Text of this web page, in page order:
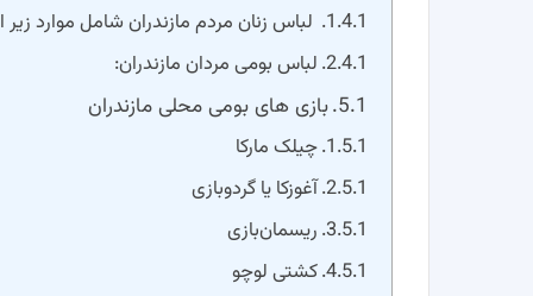
لباس زنان مردم مازندران شامل موارد
لباس بومی مردان مازندران:
بازی‌ های بومی محلی مازندران
چیلک مارکا
آغوزکا یا گردوبازی
ریسمان‌بازی
کشتی لوچو